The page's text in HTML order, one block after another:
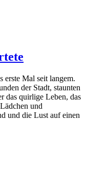
erste Mal seit langem.
der Stadt, staunten
das quirlige Leben, das
und
und die Lust auf einen